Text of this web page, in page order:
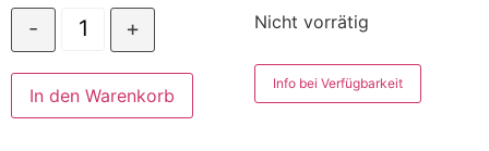
- +
In den Warenkorb
Nicht vorrätig
Info bei Verfügbarkeit